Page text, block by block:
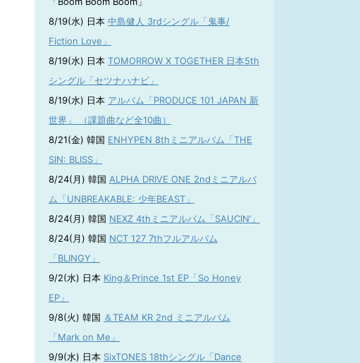
8/19(水) 日本 中島健人 3rdシングル「鬼事/
Fiction Love」
8/19(水) 日本 TOMORROW X TOGETHER 日本5th
シングル「セツナハナビ」
8/19(水) 日本 アルバム「PRODUCE 101 JAPAN 新
世界」 （課題曲など全10曲）
8/21(金) 韓国 ENHYPEN 8thミニアルバム「THE
SIN: BLISS」
8/24(月) 韓国 ALPHA DRIVE ONE 2ndミニアルバ
ム「UNBREAKABLE: 少年BEAST」
8/24(月) 韓国 NEXZ 4thミニアルバム「SAUCIN’」
8/24(月) 韓国 NCT 127 7thフルアルバム
「BLINGY」
9/2(水) 日本 King＆Prince 1st EP「So Honey
EP」
9/8(火) 韓国 ＆TEAM KR 2nd ミニアルバム
「Mark on Me」
9/9(水) 日本 SixTONES 18thシングル「Dance